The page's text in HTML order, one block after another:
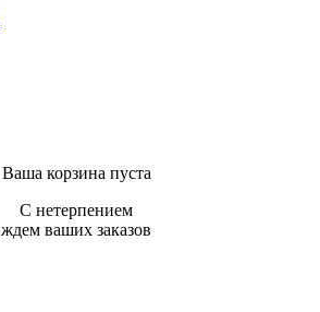
Ваша корзина пуста
С нетерпением
ждем ваших заказов